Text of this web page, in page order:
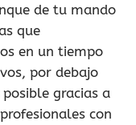
de tu mando
que
en un tiempo
por debajo
gracias a
con